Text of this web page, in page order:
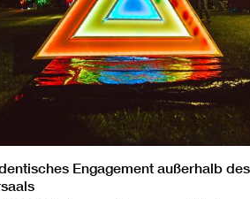
Engagement außerhalb des